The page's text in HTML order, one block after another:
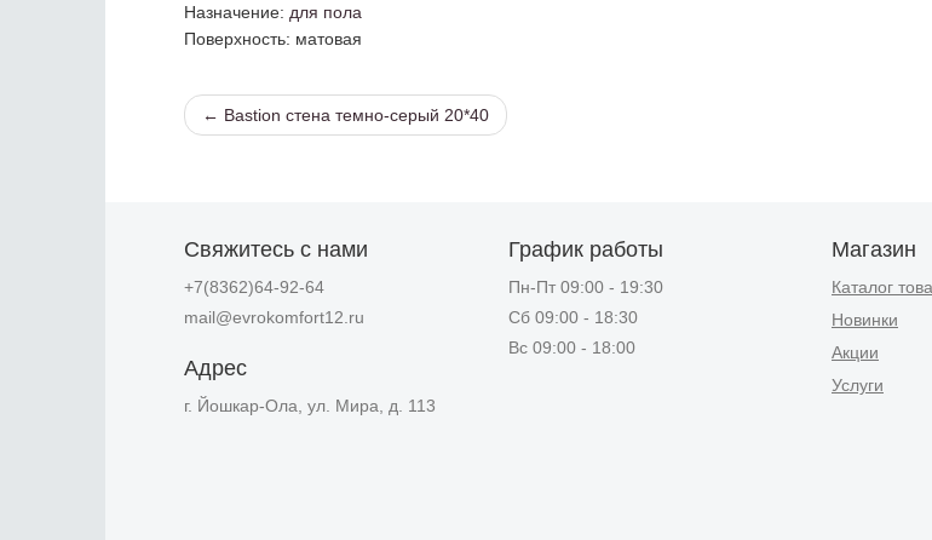
Назначение: для пола
Поверхность: матовая
← Bastion стена темно-серый 20*40
Свяжитесь с нами
+7(8362)64-92-64
mail@evrokomfort12.ru
Адрес
г. Йошкар-Ола, ул. Мира, д. 113
График работы
Пн-Пт 09:00 - 19:30
Сб 09:00 - 18:30
Вс 09:00 - 18:00
Магазин
Каталог
Новинки
Акции
Услуги